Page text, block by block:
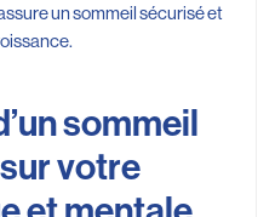
un sommeil sécurisé et
sommeil
votre